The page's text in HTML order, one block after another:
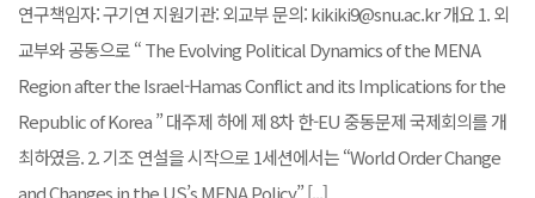
연구책임자: 구기연 지원기관: 외교부 문의: kikiki9@snu.ac.kr 개요 1. 외
교부와 공동으로 “ The Evolving Political Dynamics of the MENA
Region after the Israel-Hamas Conflict and its Implications for the
Republic of Korea ” 대주제 하에 제 8차 한-EU 중동문제 국제회의를 개
최하였음. 2. 기조 연설을 시작으로 1세션에서는 “World Order Change
and Changes in the US’s MENA Policy” [...]